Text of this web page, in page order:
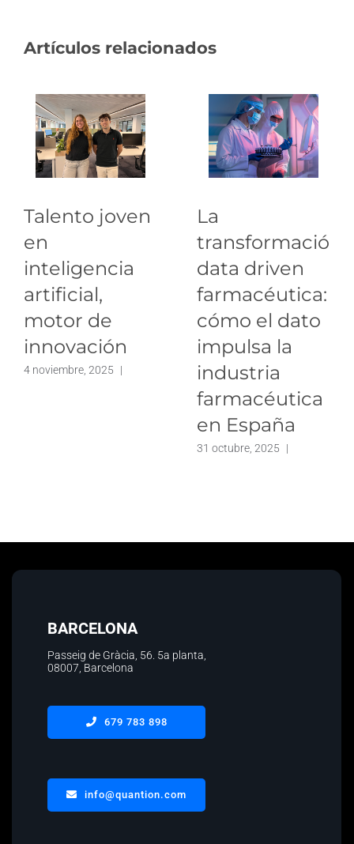
Artículos relacionados
Talento joven
en
inteligencia
artificial,
motor de
innovación
4 noviembre, 2025 |
La
transformación
data driven
farmacéutica:
cómo el dato
impulsa la
industria
farmacéutica
en España
31 octubre, 2025 |
BARCELONA
Passeig de Gràcia, 56. 5a planta
08007, Barcelona
679 783 898
info@quantion.com